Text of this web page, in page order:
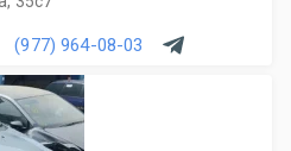
(977) 964-08-03